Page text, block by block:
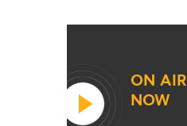
ON AIR
NOW